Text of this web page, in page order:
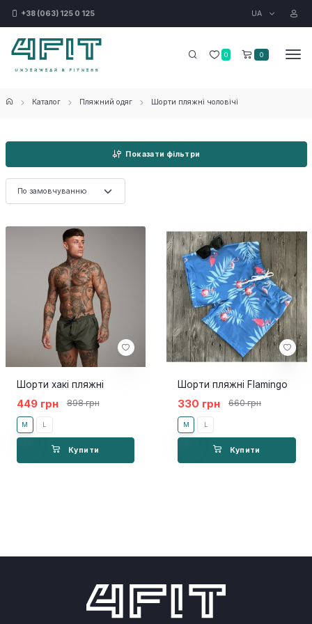
+38 (063) 125 0 125 UA
0 0
Каталог Пляжний одяг Шорти пляжні чоловічі
Показати фільтри
Шорти хакі пляжні
449 грн 898 грн
M L
Купити
Шорти пляжні Flamingo
330 грн 660 грн
M L
Купити